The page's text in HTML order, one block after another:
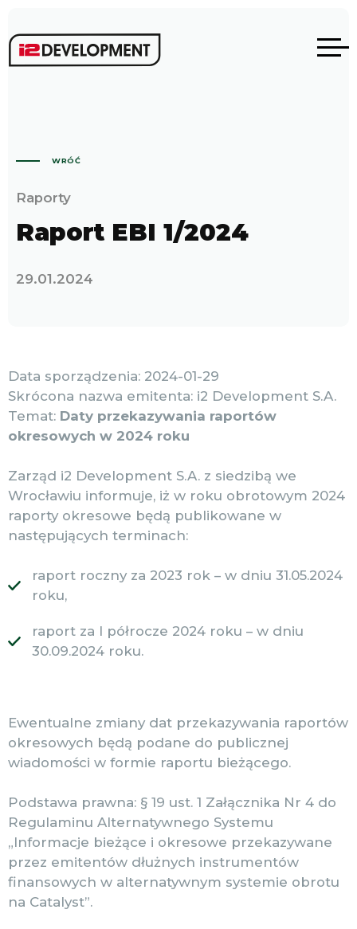
WRÓĆ
Raporty
Raport EBI 1/2024
29.01.2024
Data sporządzenia: 2024-01-29
Skrócona nazwa emitenta: i2 Development S.A.
Temat: Daty przekazywania raportów
okresowych w 2024 roku
Zarząd i2 Development S.A. z siedzibą we
Wrocławiu informuje, iż w roku obrotowym 2024
raporty okresowe będą publikowane w
następujących terminach:
raport roczny za 2023 rok – w dniu 31.05.2024
roku,
raport za I półrocze 2024 roku – w dniu
30.09.2024 roku.
Ewentualne zmiany dat przekazywania raportów
okresowych będą podane do publicznej
wiadomości w formie raportu bieżącego.
Podstawa prawna: § 19 ust. 1 Załącznika Nr 4 do
Regulaminu Alternatywnego Systemu
„Informacje bieżące i okresowe przekazywane
przez emitentów dłużnych instrumentów
finansowych w alternatywnym systemie obrotu
na Catalyst”.